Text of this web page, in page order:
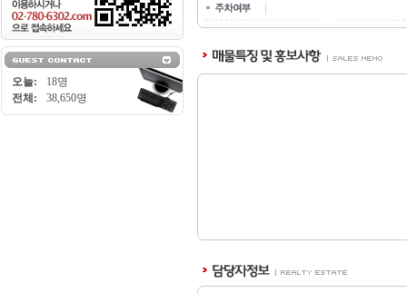
오늘:
18명
전체:
38,650명